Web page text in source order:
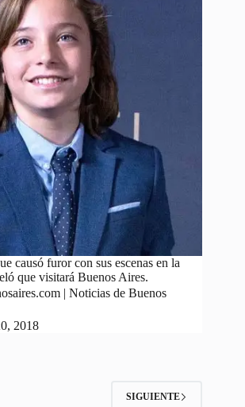
causó furor con sus escenas en la
que visitará Buenos Aires.
| Noticias de Buenos
2018
SIGUIENTE